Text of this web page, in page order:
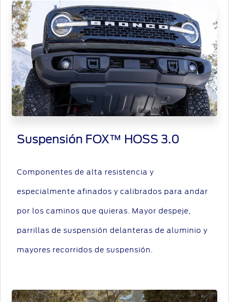
Suspensión FOX™ HOSS 3.0
Componentes de alta resistencia y
especialmente afinados y calibrados para andar
por los caminos que quieras. Mayor despeje,
parrillas de suspensión delanteras de aluminio y
mayores recorridos de suspensión.